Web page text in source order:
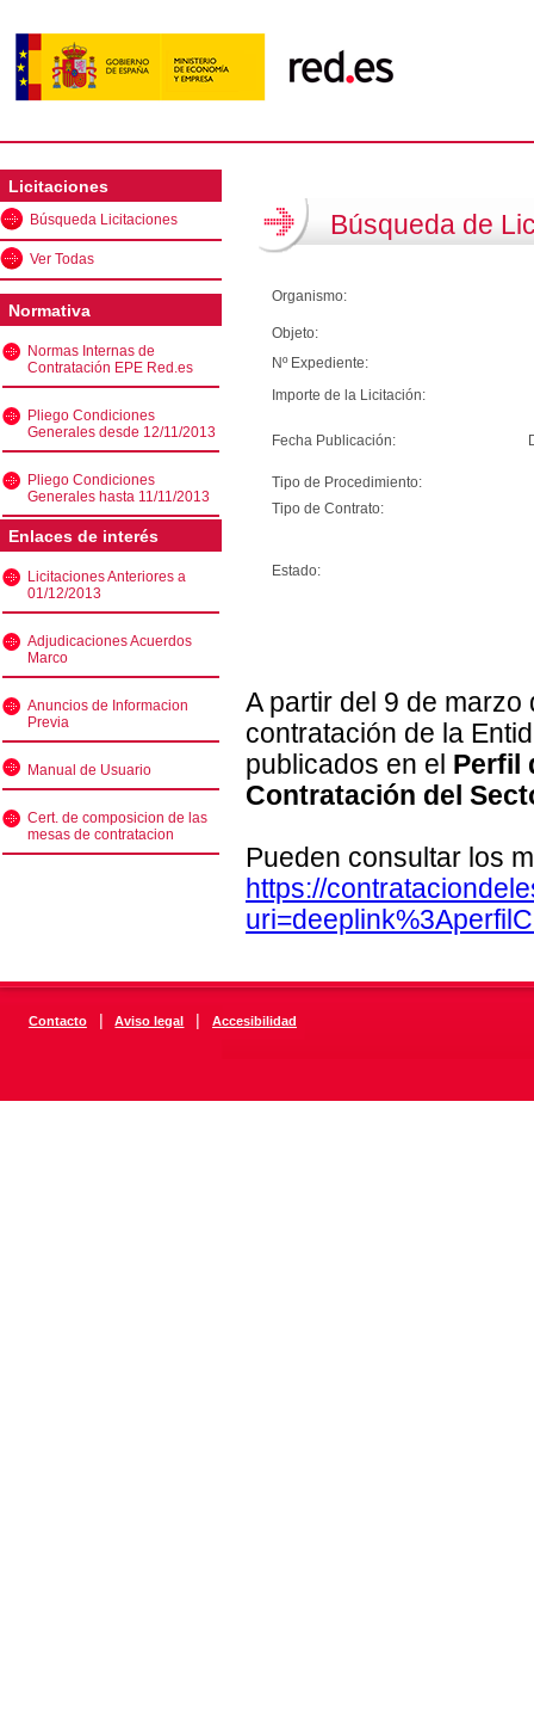
Licitaciones
Búsqueda Licitaciones
Ver Todas
Normativa
Normas Internas de
Contratación EPE Red.es
Pliego Condiciones
Generales desde 12/11/2013
Pliego Condiciones
Generales hasta 11/11/2013
Enlaces de interés
Licitaciones Anteriores a
01/12/2013
Adjudicaciones Acuerdos
Marco
Anuncios de Informacion
Previa
Manual de Usuario
Cert. de composicion de las
mesas de contratacion
Búsqueda de
Organismo:
Objeto:
Nº Expediente:
Importe de la Licitación:
Fecha Publicación:
Tipo de Procedimiento:
Tipo de Contrato:
Estado:
A partir del 9 de
contratación de la
publicados en el Perfil
Contratación del
Pueden consultar los
https://
Contacto | Aviso legal | Accesibilidad